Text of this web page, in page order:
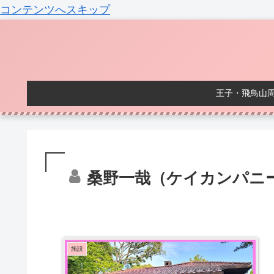
コンテンツへスキップ
王子・飛鳥山
桑野一哉（ケイカンパニ
施設